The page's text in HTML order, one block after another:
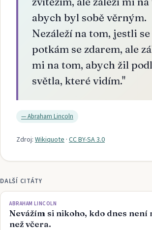
abych byl sobě věrným.
Nezáleží na tom, jestli se
potkám se zdarem, ale
mi na tom, abych žil
světla, které vidím."
—Abraham Lincoln
Zdroj: Wikiquote · CC BY-SA 3.0
DALŠÍ CITÁTY
ABRAHAM LINCOLN
Nevážím si nikoho, kdo dnes není
než včera.